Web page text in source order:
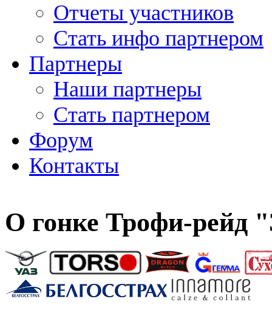
Отчеты участников
Стать инфо партнером
Партнеры
Наши партнеры
Стать партнером
Форум
Контакты
О гонке Трофи-рейд